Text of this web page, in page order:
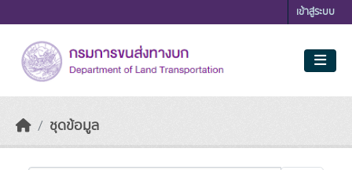
เข้าสู่ระบบ
ชุดข้อมูล